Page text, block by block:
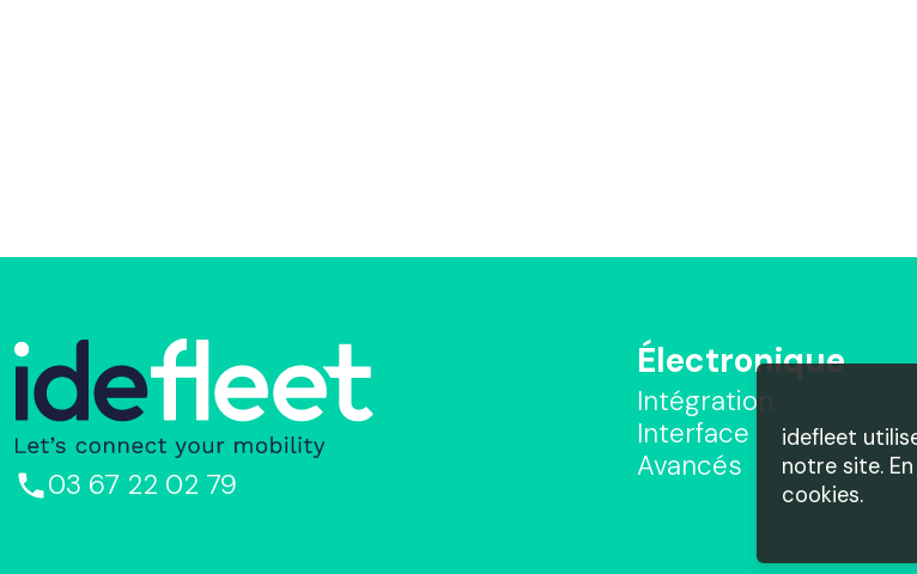
03 67 22 02 79
Électronique
Intégration
Interface
Avancés
idefleet
notre site.
cookies.